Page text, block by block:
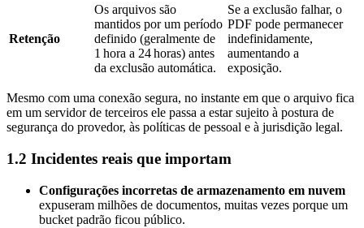
Retenção
Os arquivos são
mantidos por um período
definido (geralmente de
1 hora a 24 horas) antes
da exclusão automática.
Se a exclusão falhar, o
PDF pode permanecer
indefinidamente,
aumentando a
exposição.
Mesmo com uma conexão segura, no instante em que o arquivo fica
em um servidor de terceiros ele passa a estar sujeito à postura de
segurança do provedor, às políticas de pessoal e à jurisdição legal.
1.2 Incidentes reais que importam
Configurações incorretas de armazenamento em nuvem
expuseram milhões de documentos, muitas vezes porque um
bucket padrão ficou público.